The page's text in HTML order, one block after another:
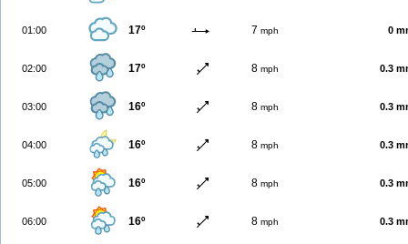
01:00 17º 7 mph 0
02:00 17º 8 mph 0.3
03:00 16º 8 mph 0.3
04:00 16º 8 mph 0.3
05:00 16º 8 mph 0.3
06:00 16º 8 mph 0.3